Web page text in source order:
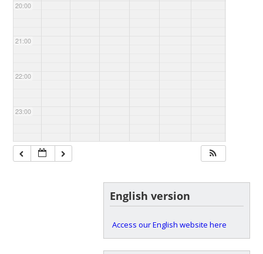
20:00
21:00
22:00
23:00
English version
Access our English website here